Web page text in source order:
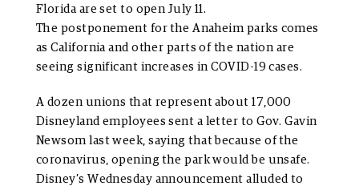
Florida are set to open July 11.
The postponement for the Anaheim parks comes
as California and other parts of the nation are
seeing significant increases in COVID-19 cases.
A dozen unions that represent about 17,000
Disneyland employees sent a letter to Gov. Gavin
Newsom last week, saying that because of the
coronavirus, opening the park would be unsafe.
Disney’s Wednesday announcement alluded to